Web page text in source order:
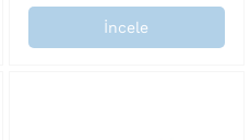
İncele